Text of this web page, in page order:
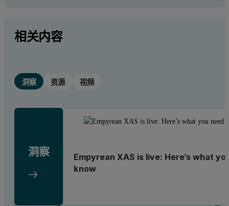
相关内容
洞察 资源 视频
洞察
Empyrean XAS is live: Here’s what
know